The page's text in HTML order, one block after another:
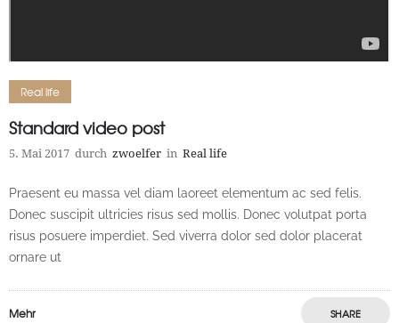
Real life
Standard video post
5. Mai 2017 durch zwoelfer in Real life
Praesent eu massa vel diam laoreet elementum ac sed felis.
Donec suscipit ultricies risus sed mollis. Donec volutpat porta
risus posuere imperdiet. Sed viverra dolor sed dolor placerat
ornare ut
Mehr SHARE